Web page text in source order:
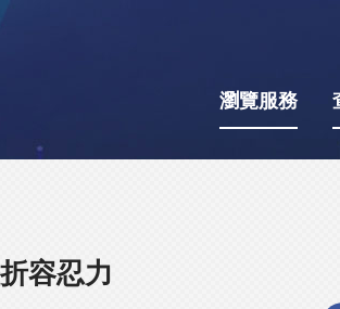
瀏覽服務
容忍力